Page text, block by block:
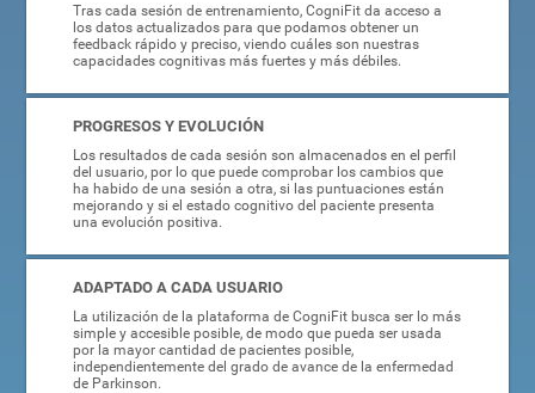
Tras cada sesión de entrenamiento, CogniFit da acceso a
los datos actualizados para que podamos obtener un
feedback rápido y preciso, viendo cuáles son nuestras
capacidades cognitivas más fuertes y más débiles.
PROGRESOS Y EVOLUCIÓN
Los resultados de cada sesión son almacenados en el perfil
del usuario, por lo que puede comprobar los cambios que
ha habido de una sesión a otra, si las puntuaciones están
mejorando y si el estado cognitivo del paciente presenta
una evolución positiva.
ADAPTADO A CADA USUARIO
La utilización de la plataforma de CogniFit busca ser lo más
simple y accesible posible, de modo que pueda ser usada
por la mayor cantidad de pacientes posible,
independientemente del grado de avance de la enfermedad
de Parkinson.